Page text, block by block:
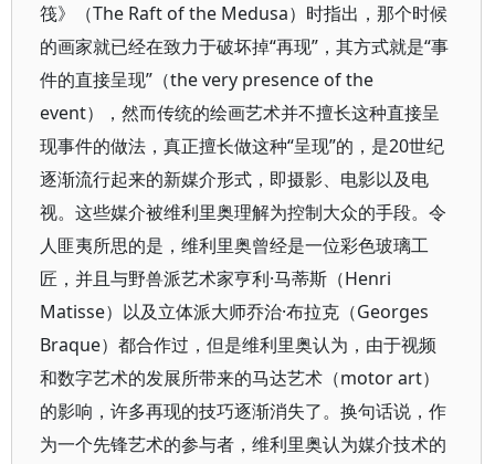
筏》（The Raft of the Medusa）时指出，那个时候
的画家就已经在致力于破坏掉“再现”，其方式就是“事
件的直接呈现”（the very presence of the
event），然而传统的绘画艺术并不擅长这种直接呈
现事件的做法，真正擅长做这种“呈现”的，是20世纪
逐渐流行起来的新媒介形式，即摄影、电影以及电
视。这些媒介被维利里奥理解为控制大众的手段。令
人匪夷所思的是，维利里奥曾经是一位彩色玻璃工
匠，并且与野兽派艺术家亨利·马蒂斯（Henri
Matisse）以及立体派大师乔治·布拉克（Georges
Braque）都合作过，但是维利里奥认为，由于视频
和数字艺术的发展所带来的马达艺术（motor art）
的影响，许多再现的技巧逐渐消失了。换句话说，作
为一个先锋艺术的参与者，维利里奥认为媒介技术的